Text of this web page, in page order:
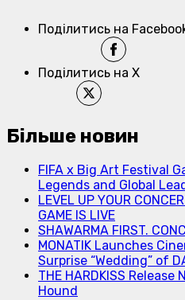
Поділитись на
Поділитись на X
Більше новин
FIFA x Big Art Festival
Legends and Global
LEVEL UP YOUR
GAME IS LIVE
SHAWARMA FIRST.
MONATIK Launches
Surprise “Wedding” of
THE HARDKISS
Hound